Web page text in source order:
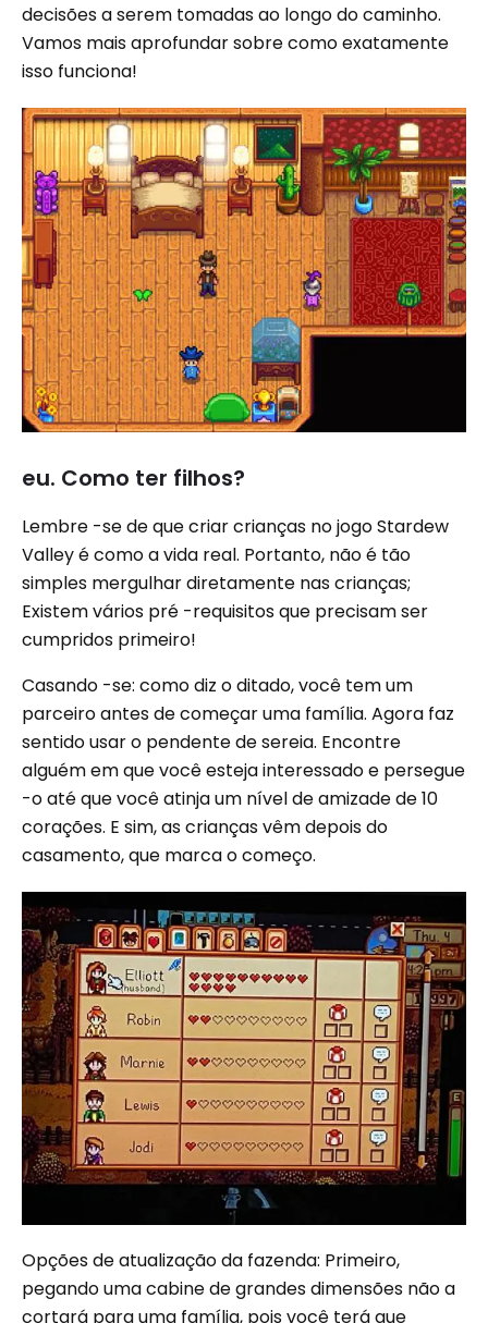
decisões a serem tomadas ao longo do caminho.
Vamos mais aprofundar sobre como exatamente
isso funciona!
eu. Como ter filhos?
Lembre -se de que criar crianças no jogo Stardew
Valley é como a vida real. Portanto, não é tão
simples mergulhar diretamente nas crianças;
Existem vários pré -requisitos que precisam ser
cumpridos primeiro!
Casando -se: como diz o ditado, você tem um
parceiro antes de começar uma família. Agora faz
sentido usar o pendente de sereia. Encontre
alguém em que você esteja interessado e persegue
-o até que você atinja um nível de amizade de 10
corações. E sim, as crianças vêm depois do
casamento, que marca o começo.
Opções de atualização da fazenda: Primeiro,
pegando uma cabine de grandes dimensões não a
cortará para uma família, pois você terá que